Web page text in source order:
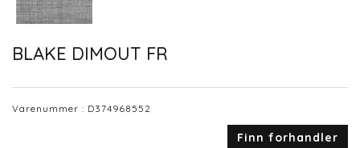
BLAKE DIMOUT FR
Varenummer : D374968552
Finn forhandler